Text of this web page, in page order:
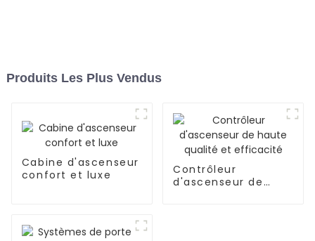
Produits Les Plus Vendus
Cabine d'ascenseur
confort et luxe
Contrôleur
d'ascenseur de